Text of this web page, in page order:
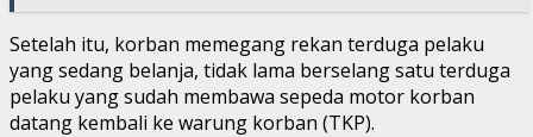
Setelah itu, korban memegang rekan terduga pelaku
yang sedang belanja, tidak lama berselang satu terduga
pelaku yang sudah membawa sepeda motor korban
datang kembali ke warung korban (TKP).